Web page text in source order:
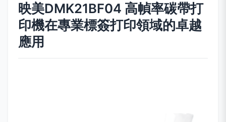
映美DMK21BF04 高幀率碳帶打
印機在專業標簽打印領域的卓越
應用